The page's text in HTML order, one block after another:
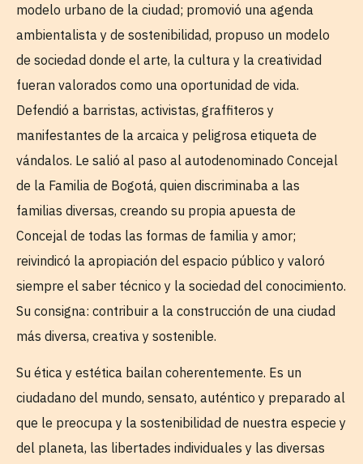
modelo urbano de la ciudad; promovió una agenda
ambientalista y de sostenibilidad, propuso un modelo
de sociedad donde el arte, la cultura y la creatividad
fueran valorados como una oportunidad de vida.
Defendió a barristas, activistas, graffiteros y
manifestantes de la arcaica y peligrosa etiqueta de
vándalos. Le salió al paso al autodenominado Concejal
de la Familia de Bogotá, quien discriminaba a las
familias diversas, creando su propia apuesta de
Concejal de todas las formas de familia y amor;
reivindicó la apropiación del espacio público y valoró
siempre el saber técnico y la sociedad del conocimiento.
Su consigna: contribuir a la construcción de una ciudad
más diversa, creativa y sostenible.
Su ética y estética bailan coherentemente. Es un
ciudadano del mundo, sensato, auténtico y preparado al
que le preocupa y la sostenibilidad de nuestra especie y
del planeta, las libertades individuales y las diversas